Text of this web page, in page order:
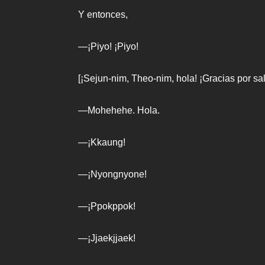
Y entonces,
—¡Piyo! ¡Piyo!
[¡Sejun-nim, Theo-nim, hola! ¡Gracias por
—Mohehehe. Hola.
—¡Kkaung!
—¡Nyongnyone!
—¡Ppokppok!
—¡Jjaekjjaek!